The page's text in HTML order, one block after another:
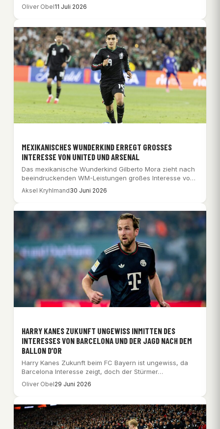
Transfer…
Oliver Obel11 Juli 2026
MEXIKANISCHES WUNDERKIND ERREGT GROSSES I
NTERESSE VON UNITED UND ARSENAL
Das mexikanische Wunderkind Gilberto Mora zieht nach
beeindruckenden WM-Leistungen großes Interesse von
Top-Klubs wie Manchester…
Aksel Kryhlmand30 Juni 2026
HARRY KANES ZUKUNFT UNGEWISS INMITTEN DES
INTERESSES VON BARCELONA UND DER JAGD NACH DEM
BALLON D’OR
Harry Kanes Zukunft beim FC Bayern ist ungewiss, da
Barcelona Interesse zeigt, doch der Stürmer…
Oliver Obel29 Juni 2026